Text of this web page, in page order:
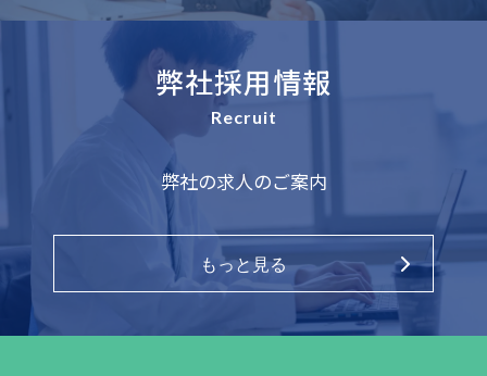
個人情報の開示・訂正・利用停止等（以下、
「開示等」という）を希望される場合は、弊
社の担当窓口までご連絡ください。ご本人で
あることを確認した上で、遅滞なく回答いた
個人情報保護に関する法令・国が定める指針
その他の規範の遵守について
弊社は、確実な個人情報保護の実現のため、
個人情報の保護に関する法令及び国が定める
弊社採用情報
Recruit
弊社の求人のご案内
もっと見る